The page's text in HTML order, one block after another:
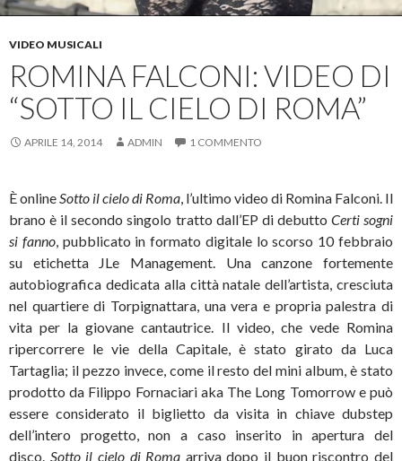
VIDEO MUSICALI
ROMINA FALCONI: VIDEO DI
“SOTTO IL CIELO DI ROMA”
APRILE 14, 2014 ADMIN 1 COMMENTO
È online Sotto il cielo di Roma , l’ultimo video di Romina Falconi. Il
brano è il secondo singolo tratto dall’EP di debutto Certi sogni
si fanno, pubblicato in formato digitale lo scorso 10 febbraio
su etichetta JLe Management.
Una canzone fortemente
autobiografica dedicata alla città natale dell’artista, cresciuta
nel quartiere di Torpignattara, una vera e propria palestra di
vita per la giovane cantautrice. Il video, che vede Romina
ripercorrere le vie della Capitale, è stato girato da Luca
Tartaglia; il pezzo invece, come il resto del mini album, è stato
prodotto da Filippo Fornaciari aka The Long Tomorrow e può
essere considerato il biglietto da visita in chiave dubstep
dell’intero progetto, non a caso inserito in apertura del
disco. Sotto il cielo di Roma arriva dopo il buon riscontro del